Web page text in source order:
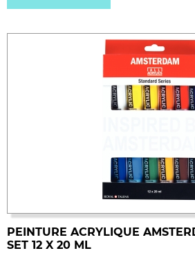
PEINTURE ACRYLIQUE
SET 12 X 20 ML